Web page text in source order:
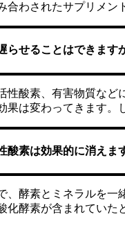
わされたサプリメン
らせることはできます
性酸素、有害物質な
果は変わってきます
酸素は効果的に消えま
、酵素とミネラルを
化酵素が含まれてい